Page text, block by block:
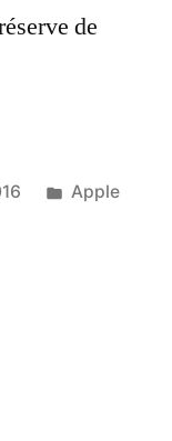
de
Publié
Apple